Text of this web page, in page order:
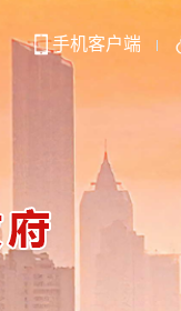
手机客户端